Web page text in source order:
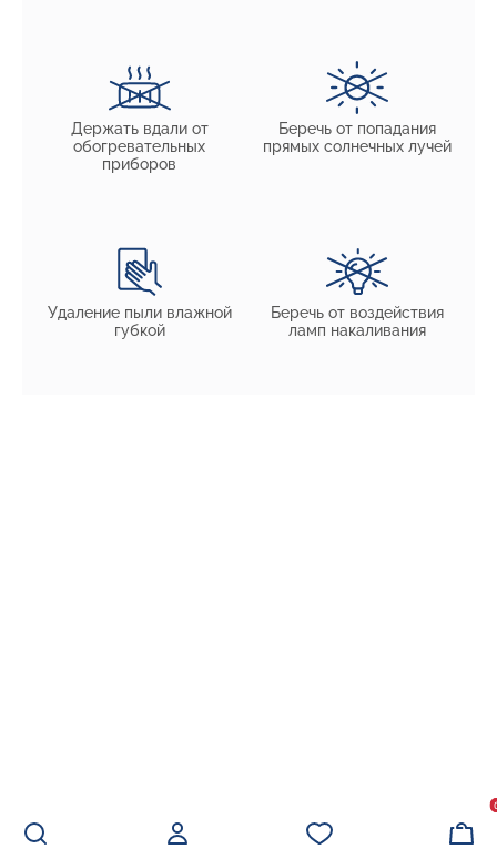
Держать вдали от
обогревательных
приборов
Беречь от попадания
прямых солнечных лучей
Удаление пыли влажной
губкой
Беречь от воздействия
ламп накаливания